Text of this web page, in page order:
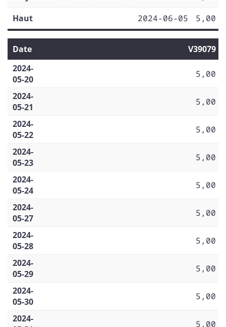
Haut
2024-06-05 5,00
Date
V39079
2024-
05-20
5,00
2024-
05-21
5,00
2024-
05-22
5,00
2024-
05-23
5,00
2024-
05-24
5,00
2024-
05-27
5,00
2024-
05-28
5,00
2024-
05-29
5,00
2024-
05-30
5,00
2024-
5,00